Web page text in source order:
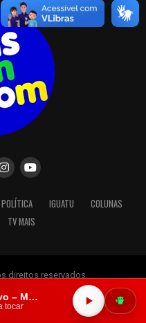
POLÍTICA IGUATU
COLUNAS
TV MAIS
direitos reservados.
Rádio Ao Vivo – Mais FM Iguatu
tocar